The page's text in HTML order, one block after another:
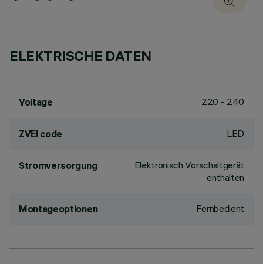
ELEKTRISCHE DATEN
Voltage 220 - 240
ZVEI code LED
Stromversorgung
Elektronisch Vorschaltgerät
enthalten
Montageoptionen Fernbedient